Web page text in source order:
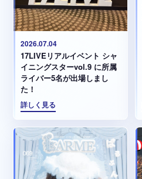
2026.07.04
17LIVEリアルイベント シャ
イニングスターvol.9 に所属
ライバー5名が出場しまし
た！
詳しく見る